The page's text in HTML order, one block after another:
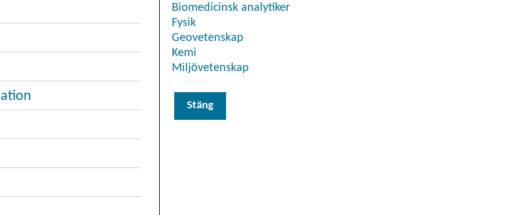
Biomedicinsk analytiker
Fysik
Geovetenskap
Kemi
Miljövetenskap
Stäng